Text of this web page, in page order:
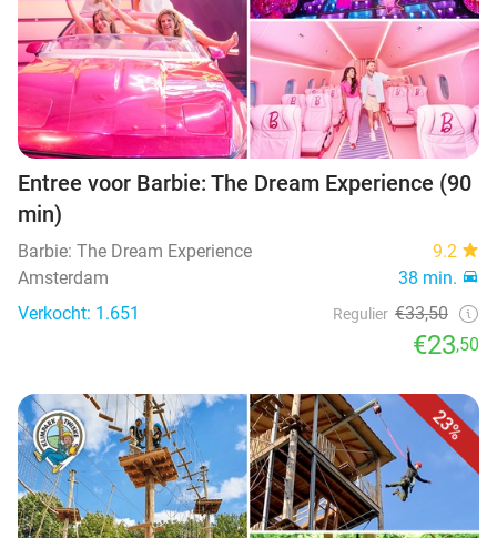
Entree voor Barbie: The Dream Experience (90
min)
Barbie: The Dream Experience
9.2
Amsterdam
38 min.
Verkocht: 1.651
Regulier €33,50
€23,50
23%